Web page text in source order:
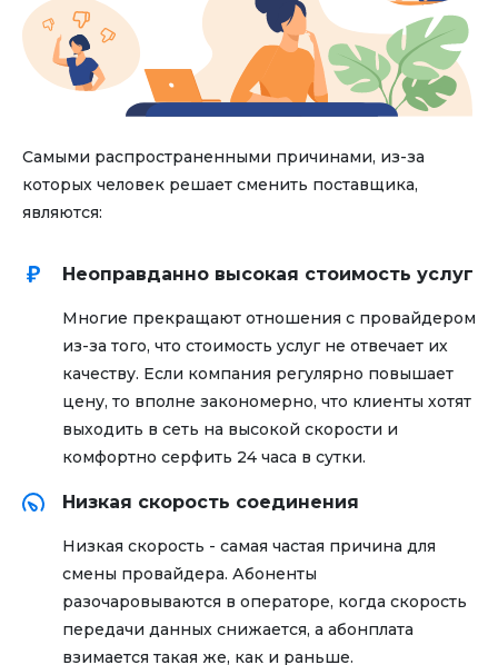
Самыми распространенными причинами, из-за
которых человек решает сменить поставщика,
являются:
Неоправданно высокая стоимость услуг
Многие прекращают отношения с провайдером
из-за того, что стоимость услуг не отвечает их
качеству. Если компания регулярно повышает
цену, то вполне закономерно, что клиенты хотят
выходить в сеть на высокой скорости и
комфортно серфить 24 часа в сутки.
Низкая скорость соединения
Низкая скорость - самая частая причина для
смены провайдера. Абоненты
разочаровываются в операторе, когда скорость
передачи данных снижается, а абонплата
взимается такая же, как и раньше.